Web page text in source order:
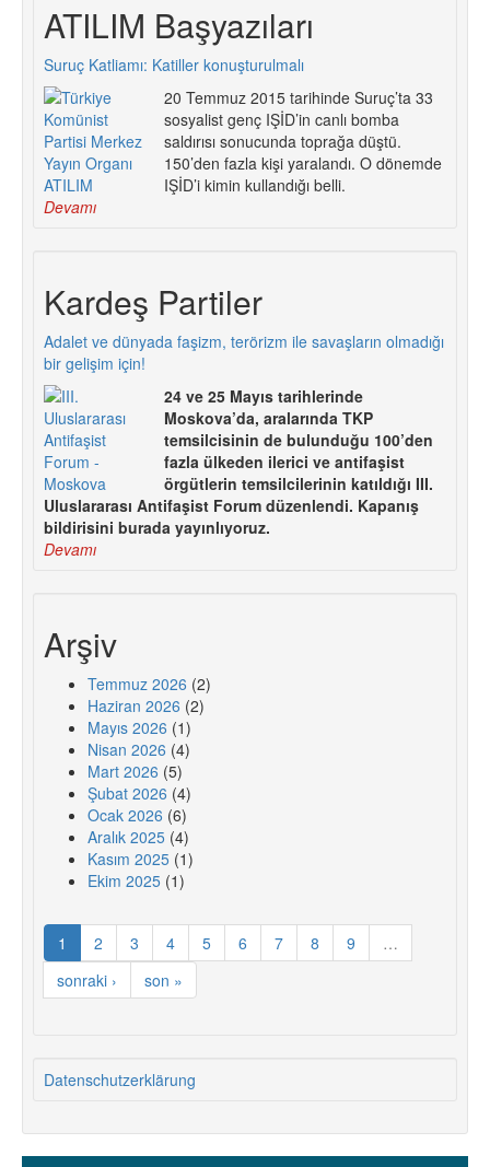
ATILIM Başyazıları
Suruç Katliamı: Katiller konuşturulmalı
20 Temmuz 2015 tarihinde Suruç’ta 33
sosyalist genç IŞİD’in canlı bomba
saldırısı sonucunda toprağa düştü.
150’den fazla kişi yaralandı. O dönemde
IŞİD’i kimin kullandığı belli.
Devamı
Kardeş Partiler
Adalet ve dünyada faşizm, terörizm ile savaşların olmadığı
bir gelişim için!
24 ve 25 Mayıs tarihlerinde
Moskova’da, aralarında TKP
temsilcisinin de bulunduğu 100’den
fazla ülkeden ilerici ve antifaşist
örgütlerin temsilcilerinin katıldığı III.
Uluslararası Antifaşist Forum düzenlendi. Kapanış
bildirisini burada yayınlıyoruz.
Devamı
Arşiv
Temmuz 2026 (2)
Haziran 2026 (2)
Mayıs 2026 (1)
Nisan 2026 (4)
Mart 2026 (5)
Şubat 2026 (4)
Ocak 2026 (6)
Aralık 2025 (4)
Kasım 2025 (1)
Ekim 2025 (1)
1 2 3 4 5 6 7 8 9
…
sonraki ›
son »
Datenschutzerklärung